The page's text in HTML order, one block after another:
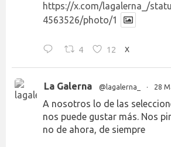
https://x.com/lagalerna_/
4563526/photo/1
4 12 X
La Galerna @lagalerna_ · 28
A nosotros lo de las
nos puede gustar más. Nos
no de ahora, de siempre